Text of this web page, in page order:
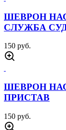
ШЕВРОН
СЛУЖБА
150 руб.
ШЕВРОН
ПРИСТАВ
150 руб.